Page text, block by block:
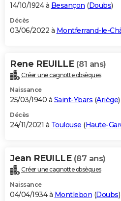
14/10/1924 à Besançon (Doubs)
Décès
03/06/2022 à Montferrand-le-
Rene REUILLE (81 ans)
Créer une cagnotte obsèques
Naissance
25/03/1940 à Saint-Ybars (Ariège)
Décès
24/11/2021 à Toulouse (Haute-
Jean REUILLE (87 ans)
Créer une cagnotte obsèques
Naissance
04/04/1934 à Montlebon (Doubs)